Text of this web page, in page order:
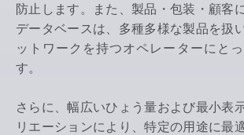
防止します。また、製品・包装・顧客
データベースは、多種多様な製品を扱
ットワークを持つオペレーターにと
す。
さらに、幅広いひょう量および最小表
リエーションにより、特定の用途に最